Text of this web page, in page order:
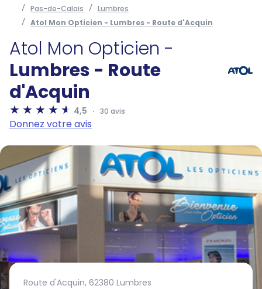
Pas-de-Calais
Lumbres
Atol Mon Opticien - Lumbres - Route d'Acquin
Atol Mon Opticien -
Lumbres - Route
d'Acquin
4,5 30 avis
Donnez votre avis
Route d'Acquin, 62380 Lumbres